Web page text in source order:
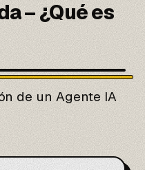
– ¿Qué es
de un Agente IA